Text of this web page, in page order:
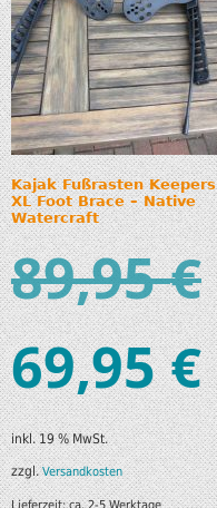
Kajak Fußrasten Keepers
XL Foot Brace – Native
Watercraft
89,95€
69,95€
inkl. 19 % MwSt.
zzgl.Versandkosten
Lieferzeit:ca. 2-5 Werktage